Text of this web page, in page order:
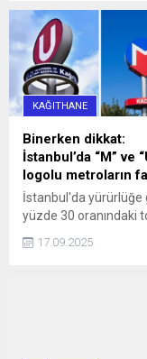
hatalı park nedeniyle
caddeyi araç trafiğine
kapattı. Araç
halk otobüsündeki
yurttaşlar, uzun bir
aracın sürücüsüne
ulaşmaya ...
KAĞITHANE
Binerken dikkat:
İstanbul’da “M” ve
logolu metroların
İstanbul'da yürürlüğe
yüzde 30 oranındaki
metrolar ve
17.09.2025